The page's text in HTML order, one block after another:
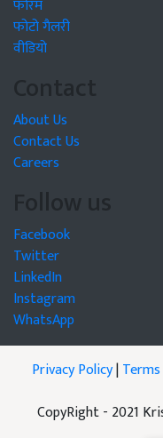
फोरम
फोटो गैलरी
वीडियो
Contact
About Us
Contact Us
Careers
Follow us
Facebook
Twitter
LinkedIn
Instagram
WhatsApp
Privacy Policy|
CopyRight - 2021